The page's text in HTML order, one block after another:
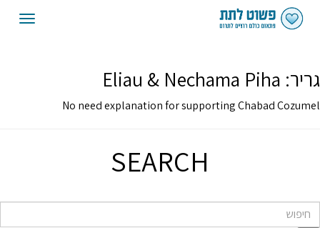
גריר: Eliau & Nechama Piha
No need explanation for supporting Chabad Cozumel
SEARCH